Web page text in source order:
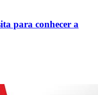
para conhecer a